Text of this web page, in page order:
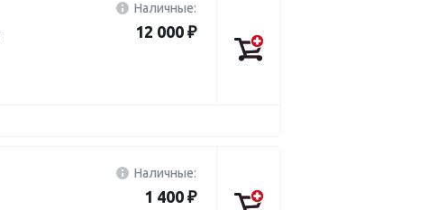
Наличные:
12 000 ₽
Наличные:
1 400 ₽